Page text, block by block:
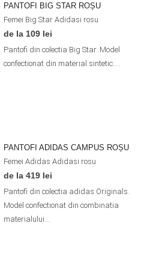
PANTOFI BIG STAR ROȘU
Femei Big Star Adidasi rosu
de la 109 lei
Pantofi din colectia Big Star. Model
confectionat din material sintetic....
PANTOFI ADIDAS CAMPUS ROȘU
Femei Adidas Adidasi rosu
de la 419 lei
Pantofi din colectia adidas Originals.
Model confectionat din combinatia
materialului...